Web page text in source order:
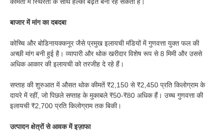
बाजार में मांग का दबदबा
कोच्चि और बोडिनायक्कनूर जैसे प्रमुख इलायची मंडियों में गुणवत्ता युक्त फल की
अच्छी मांग बनी हुई है। व्यापारी और थोक खरीदार विशेष रूप से 8 मिमी और उससे
अधिक आकार की इलायची को तरजीह दे रहे हैं।
सप्ताह की शुरुआत में औसत थोक कीमतें ₹2,150 से ₹2,450 प्रति किलोग्राम के
दायरे में रहीं, जो पिछले सप्ताह के मुकाबले ₹50-₹80 अधिक हैं। उच्च गुणवत्ता की
इलायची ₹2,700 प्रति किलोग्राम तक बिकी।
उत्पादन क्षेत्रों से आवक में इज़ाफा